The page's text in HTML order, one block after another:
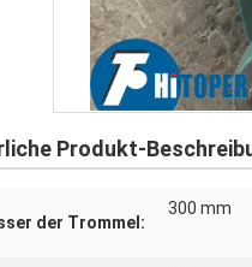
Produkt-
der Trommel:
300 mm